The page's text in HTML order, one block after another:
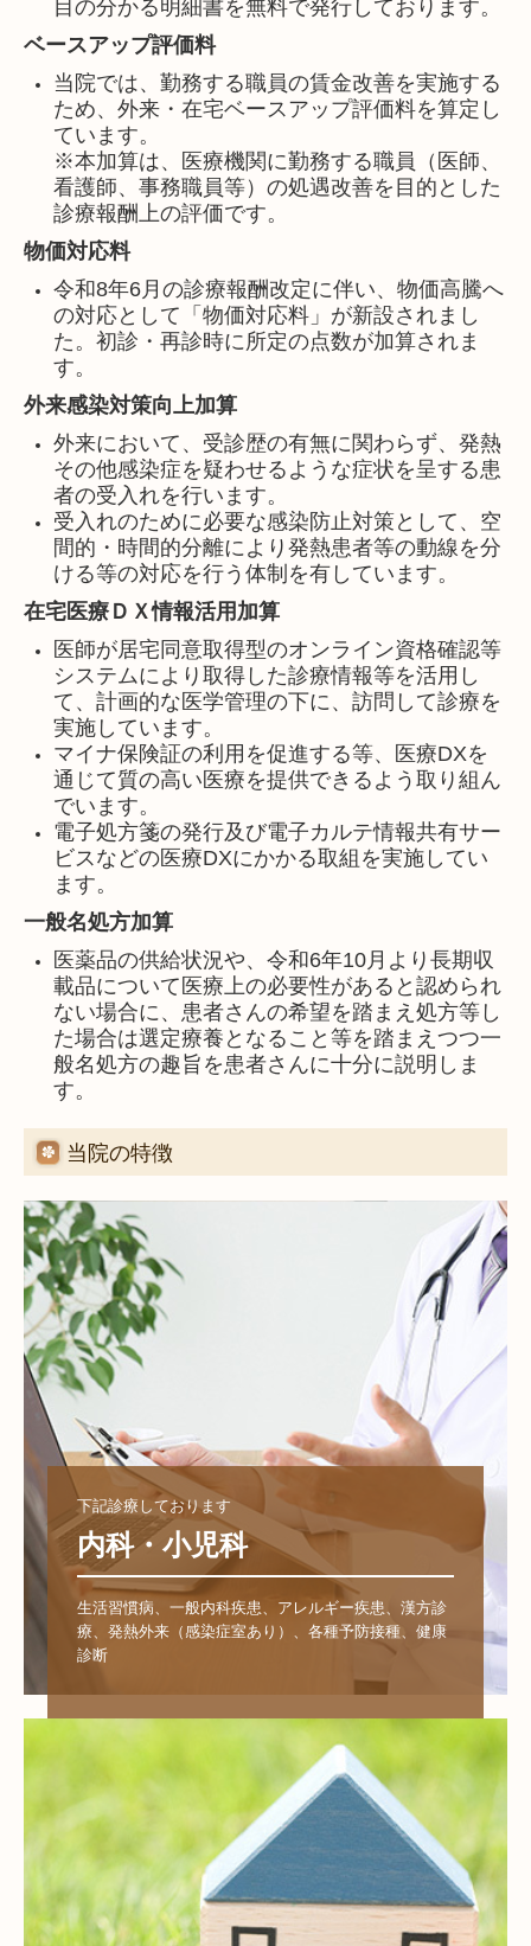
目の分かる明細書を無料で発行しております。
ベースアップ評価料
当院では、勤務する職員の賃金改善を実施する
ため、外来・在宅ベースアップ評価料を算定し
ています。
※本加算は、医療機関に勤務する職員（医師、
看護師、事務職員等）の処遇改善を目的とした
診療報酬上の評価です。
物価対応料
令和8年6月の診療報酬改定に伴い、物価高騰へ
の対応として「物価対応料」が新設されまし
た。 初診・再診時に所定の点数が加算されま
す。
外来感染対策向上加算
外来において、受診歴の有無に関わらず、発熱
その他感染症を疑わせるような症状を呈する患
者の受入れを行います。
受入れのために必要な感染防止対策として、空
間的・時間的分離により発熱患者等の動線を分
ける等の対応を行う体制を有しています。
在宅医療ＤＸ情報活用加算
医師が居宅同意取得型のオンライン資格確認等
システムにより取得した診療情報等を活用し
て、計画的な医学管理の下に、訪問して診療を
実施しています。
マイナ保険証の利用を促進する等、医療DXを
通じて質の高い医療を提供できるよう取り組ん
でいます。
電子処方箋の発行及び電子カルテ情報共有サー
ビスなどの医療DXにかかる取組を実施してい
ます。
一般名処方加算
医薬品の供給状況や、令和6年10月より長期収
載品について医療上の必要性があると認められ
ない場合に、 患者さんの希望を踏まえ処方等し
た場合は選定療養となること等を踏まえつつ一
般名処方の趣旨を患者さんに十分に説明しま
す。
当院の特徴
下記診療しております
内科・小児科
生活習慣病、一般内科疾患、アレルギー疾患、漢方診
療、発熱外来（感染症室あり）、各種予防接種、健康
診断